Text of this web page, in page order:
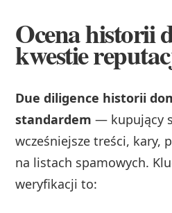
Ocena historii
kwestie
Due diligence historii
standardem — kupujący
wcześniejsze treści, kary,
na listach spamowych.
weryfikacji to: